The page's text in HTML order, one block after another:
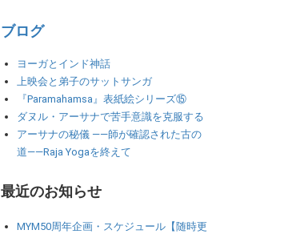
ブログ
ヨーガとインド神話
上映会と弟子のサットサンガ
『Paramahamsa』表紙絵シリーズ⑮
ダヌル・アーサナで苦手意識を克服する
アーサナの秘儀 ――師が確認された古の
道――Raja Yogaを終えて
最近のお知らせ
MYM50周年企画・スケジュール【随時更